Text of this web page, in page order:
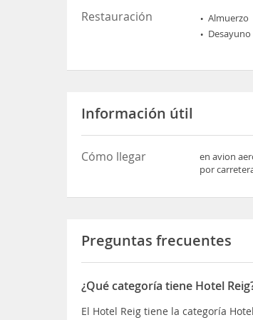
Restauración Almuerzo
Desayuno
Información útil
Cómo llegar
en avion
por
Preguntas frecuentes
¿Qué categoría tiene Hotel
El Hotel Reig tiene la categoría Hotel